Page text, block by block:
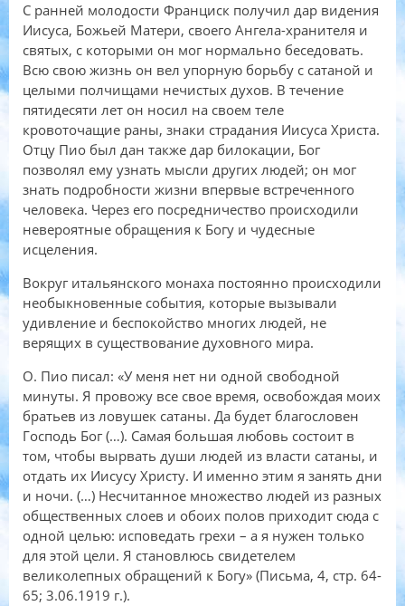
С ранней молодости Франциск получил дар видения
Иисуса, Божьей Матери, своего Ангела-хранителя и
святых, с которыми он мог нормально беседовать.
Всю свою жизнь он вел упорную борьбу с сатаной и
целыми полчищами нечистых духов. В течение
пятидесяти лет он носил на своем теле
кровоточащие раны, знаки страдания Иисуса Христа.
Отцу Пио был дан также дар билокации, Бог
позволял ему узнать мысли других людей; он мог
знать подробности жизни впервые встреченного
человека. Через его посредничество происходили
невероятные обращения к Богу и чудесные
исцеления.
Вокруг итальянского монаха постоянно происходили
необыкновенные события, которые вызывали
удивление и беспокойство многих людей, не
верящих в существование духовного мира.
О. Пио писал: «У меня нет ни одной свободной
минуты. Я провожу все свое время, освобождая моих
братьев из ловушек сатаны. Да будет благословен
Господь Бог (…). Самая большая любовь состоит в
том, чтобы вырвать души людей из власти сатаны, и
отдать их Иисусу Христу. И именно этим я занять дни
и ночи. (…) Несчитанное множество людей из разных
общественных слоев и обоих полов приходит сюда с
одной целью: исповедать грехи – а я нужен только
для этой цели. Я становлюсь свидетелем
великолепных обращений к Богу» (Письма, 4, стр. 64-
65; 3.06.1919 г.).